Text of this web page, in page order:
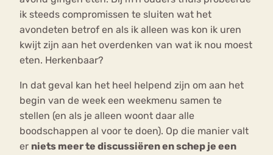
ik steeds compromissen te sluiten wat het
avondeten betrof en als ik alleen was kon ik uren
kwijt zijn aan het overdenken van wat ik nou moest
eten. Herkenbaar?
In dat geval kan het heel helpend zijn om aan het
begin van de week een weekmenu samen te
stellen (en als je alleen woont daar alle
boodschappen al voor te doen). Op die manier valt
er niets meer te discussiëren en schep je een